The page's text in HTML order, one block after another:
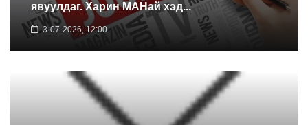
явуулдаг. Харин МАНай хэд...
3-07-2026, 12:00